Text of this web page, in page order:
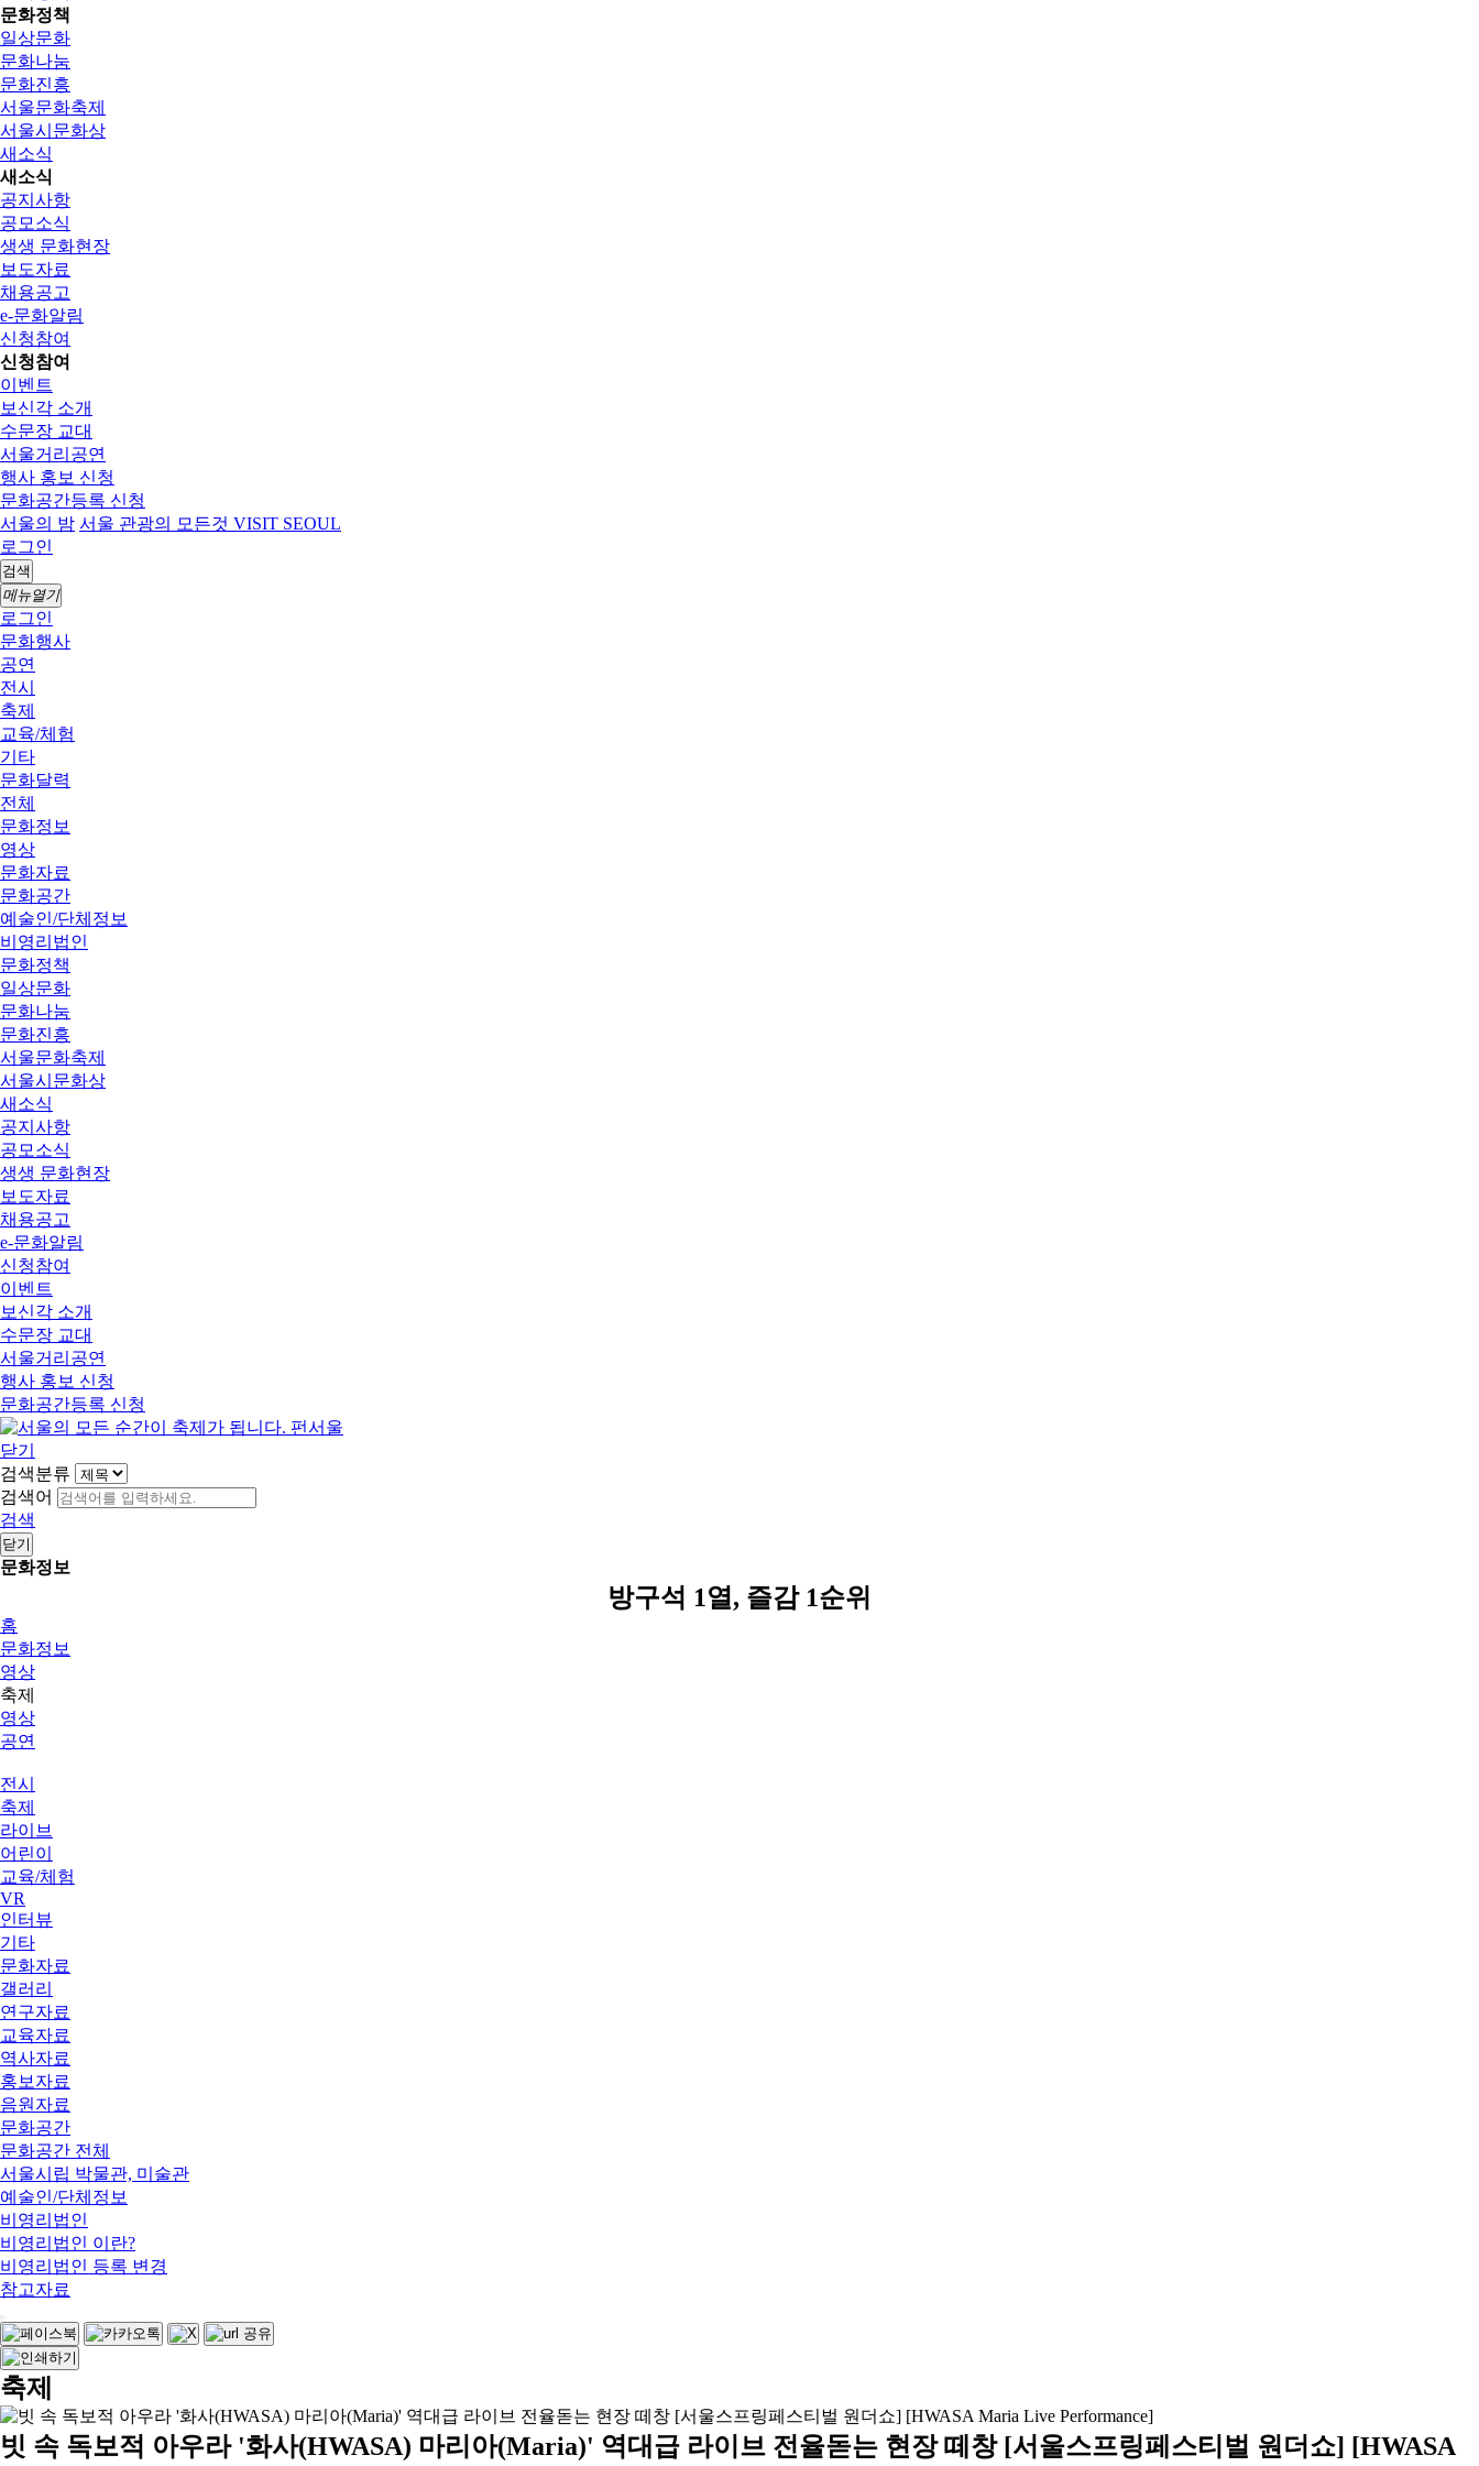
문화정책
일상문화
문화나눔
문화진흥
서울문화축제
서울시문화상
새소식
새소식
공지사항
공모소식
생생 문화현장
보도자료
채용공고
e-문화알림
신청참여
신청참여
이벤트
보신각 소개
수문장 교대
서울거리공연
행사 홍보 신청
문화공간등록 신청
서울의 밤 서울 관광의 모든것 VISIT SEOUL
로그인
검색
메뉴열기
로그인
문화행사
공연
전시
축제
교육/체험
기타
문화달력
전체
문화정보
영상
문화자료
문화공간
예술인/단체정보
비영리법인
문화정책
일상문화
문화나눔
문화진흥
서울문화축제
서울시문화상
새소식
공지사항
공모소식
생생 문화현장
보도자료
채용공고
e-문화알림
신청참여
이벤트
보신각 소개
수문장 교대
서울거리공연
행사 홍보 신청
문화공간등록 신청
닫기
검색분류
검색어
검색
닫기
문화정보
방구석 1열, 즐감 1순위
홈
문화정보
영상
축제
영상
공연
전시
축제
라이브
어린이
교육/체험
VR
인터뷰
기타
문화자료
갤러리
연구자료
교육자료
역사자료
홍보자료
음원자료
문화공간
문화공간 전체
서울시립 박물관, 미술관
예술인/단체정보
비영리법인
비영리법인 이란?
비영리법인 등록 변경
참고자료
축제
빗 속 독보적 아우라 '화사(HWASA) 마리아(Maria)' 역대급 라이브 전율돋는 현장 떼창 [서울스프링페스티벌 원더쇼] [HWASA